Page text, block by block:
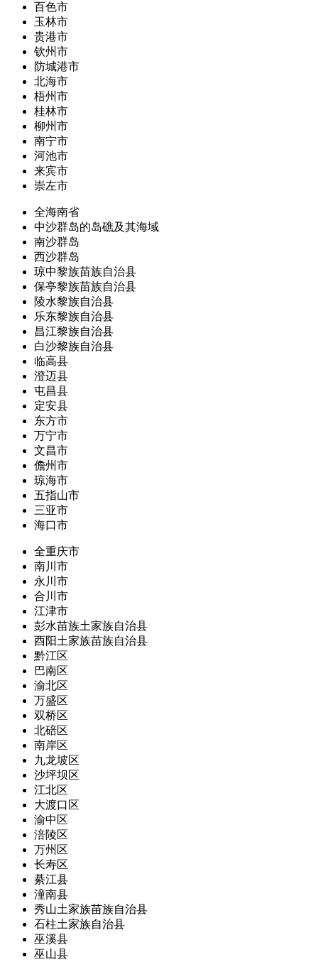
百色市
玉林市
贵港市
钦州市
防城港市
北海市
梧州市
桂林市
柳州市
南宁市
河池市
来宾市
崇左市
全海南省
中沙群岛的岛礁及其海域
南沙群岛
西沙群岛
琼中黎族苗族自治县
保亭黎族苗族自治县
陵水黎族自治县
乐东黎族自治县
昌江黎族自治县
白沙黎族自治县
临高县
澄迈县
屯昌县
定安县
东方市
万宁市
文昌市
儋州市
琼海市
五指山市
三亚市
海口市
全重庆市
南川市
永川市
合川市
江津市
彭水苗族土家族自治县
酉阳土家族苗族自治县
黔江区
巴南区
渝北区
万盛区
双桥区
北碚区
南岸区
九龙坡区
沙坪坝区
江北区
大渡口区
渝中区
涪陵区
万州区
长寿区
綦江县
潼南县
秀山土家族苗族自治县
石柱土家族自治县
巫溪县
巫山县